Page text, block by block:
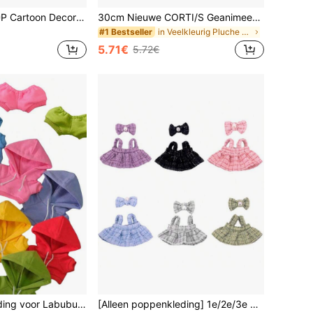
1 stuk STAY K-POP Cartoon Decoratieve Haarelastiek Leden Muziekfestival Merchandise Fan Collectie Cadeau
30cm Nieuwe CORTI/S Geanimeerde Beweegbare Figuur, Volledig Gearticuleerd - Perfect Cadeau Voor Vriend/Vriendin, Slaapkamer Decoratie, Beste Verjaardagscadeau, Kerstcadeau
#1 Bestseller in Veelkleurig Pluche en gevulde collecties voor t
5.71€ 5.72€
17cm Poppenkleding voor Labubu, de Monster Outfit Accessoires Kleding DIY Kindercadeau Kleurrijke Hoodie Poppenaccessoire [Alleen poppenkleding] 1e/2e/3e generatie hanger voor Labubu-kleding, zwarte camisolejurk met strikaccessoire set, Bubu-poppenoutfit
12 over